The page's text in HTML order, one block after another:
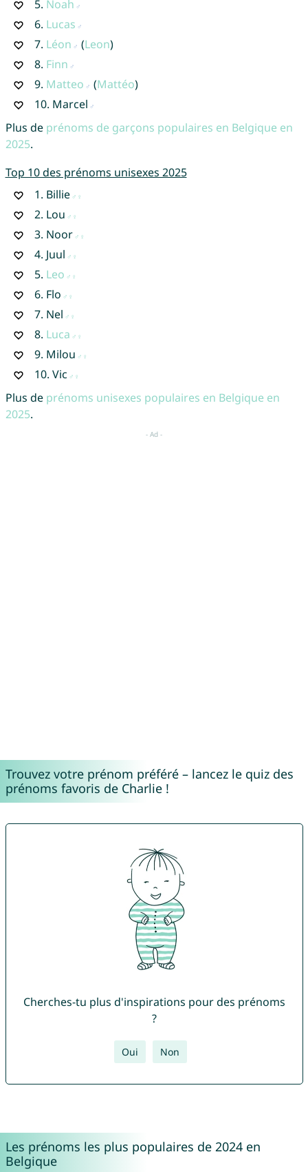
5. Noah
6. Lucas
7. Léon (Leon)
8. Finn
9. Matteo (Mattéo)
10. Marcel
Plus de prénoms de garçons populaires en Belgique en
2025.
Top 10 des prénoms unisexes 2025
1. Billie
2. Lou
3. Noor
4. Juul
5. Leo
6. Flo
7. Nel
8. Luca
9. Milou
10. Vic
Plus de prénoms unisexes populaires en Belgique en
2025.
Trouvez votre prénom préféré – lancez le quiz des
prénoms favoris de Charlie !
Cherches-tu plus d'inspirations pour des prénoms
?
Oui Non
Les prénoms les plus populaires de 2024 en
Belgique